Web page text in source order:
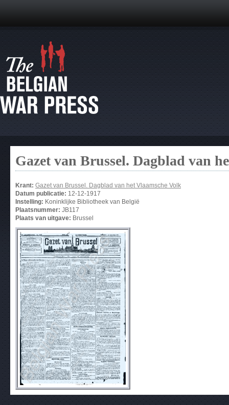
Gazet van Brussel. Dagblad van
Krant: Gazet van Brussel. Dagblad van het Vlaamsche Volk
Datum publicatie: 12-12-1917
Instelling: Koninklijke Bibliotheek van België
Plaatsnummer: JB117
Plaats van uitgave: Brussel